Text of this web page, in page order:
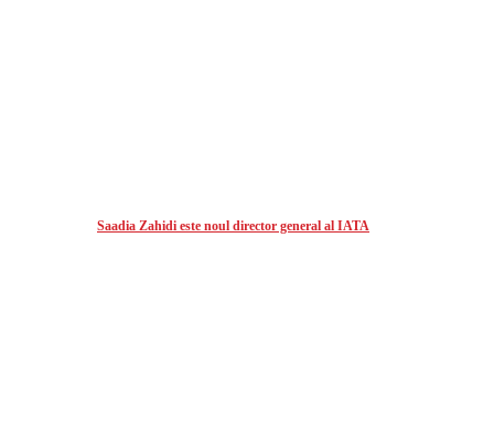
Saadia Zahidi este noul director general al IATA